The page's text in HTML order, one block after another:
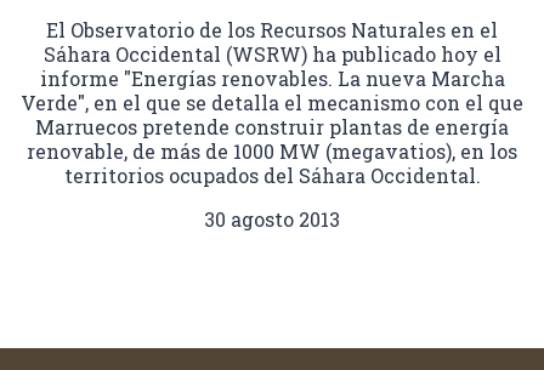
El Observatorio de los Recursos Naturales en el
Sáhara Occidental (WSRW) ha publicado hoy el
informe "Energías renovables. La nueva Marcha
Verde", en el que se detalla el mecanismo con el que
Marruecos pretende construir plantas de energía
renovable, de más de 1000 MW (megavatios), en los
territorios ocupados del Sáhara Occidental.
30 agosto 2013